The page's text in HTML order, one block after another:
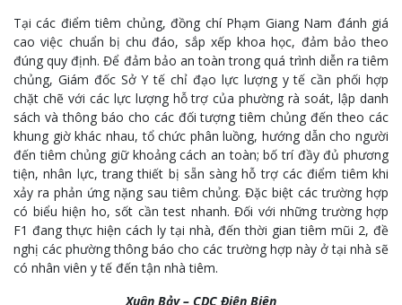
Tại các điểm tiêm chủng, đồng chí Phạm Giang Nam đánh giá
cao việc chuẩn bị chu đáo, sắp xếp khoa học, đảm bảo theo
đúng quy định. Để đảm bảo an toàn trong quá trình diễn ra tiêm
chủng, Giám đốc Sở Y tế chỉ đạo lực lượng y tế cần phối hợp
chặt chẽ với các lực lượng hỗ trợ của phường rà soát, lập danh
sách và thông báo cho các đối tượng tiêm chủng đến theo các
khung giờ khác nhau, tổ chức phân luồng, hướng dẫn cho người
đến tiêm chủng giữ khoảng cách an toàn; bố trí đầy đủ phương
tiện, nhân lực, trang thiết bị sẵn sàng hỗ trợ các điểm tiêm khi
xảy ra phản ứng nặng sau tiêm chủng. Đặc biệt các trường hợp
có biểu hiện ho, sốt cần test nhanh. Đối với những trường hợp
F1 đang thực hiện cách ly tại nhà, đến thời gian tiêm mũi 2, đề
nghị các phường thông báo cho các trường hợp này ở tại nhà sẽ
có nhân viên y tế đến tận nhà tiêm.
Xuân Bảy – CDC Điện Biên